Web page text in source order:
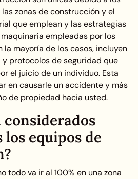
zonas de construcción y el
que emplean y las estrategias
empleadas por los
la mayoría de los casos, incluyen
protocolos de seguridad que
el juicio de un individuo. Esta
en causarle un accidente y más
de propiedad hacia usted.
considerados
los equipos de
todo va ir al 100% en una zona